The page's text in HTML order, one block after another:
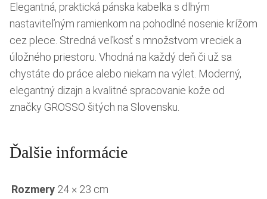
Elegantná, praktická pánska kabelka s dlhým
nastaviteľným ramienkom na pohodlné nosenie krížom
cez plece. Stredná veľkosť s množstvom vreciek a
úložného priestoru. Vhodná na každý deň či už sa
chystáte do práce alebo niekam na výlet. Moderný,
elegantný dizajn a kvalitné spracovanie kože od
značky GROSSO šitých na Slovensku.
Ďalšie informácie
Rozmery 24 × 23 cm